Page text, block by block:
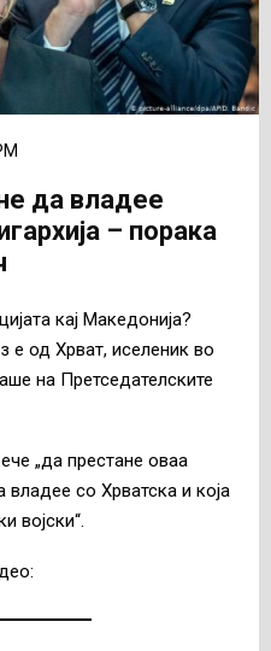
да владее
– порака
кај Македонија?
е од Хрват, иселеник во
на Претседателските
„да престане оваа
владее со Хрватска и која
војски“.